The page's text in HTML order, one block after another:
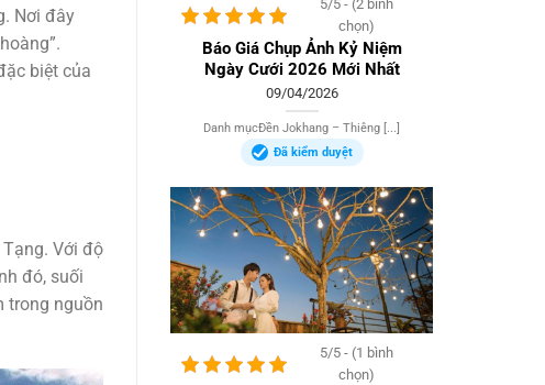
Nơi đây
biệt của
Với độ
đó, suối
trong nguồn
5/5 - (2 bình
chọn)
Báo Giá Chụp Ảnh Kỷ Niệm
Ngày Cưới 2026 Mới Nhất
09/04/2026
Danh mụcĐền Jokhang – Thiêng [...]
Đã kiểm duyệt
5/5 - (1 bình
chọn)